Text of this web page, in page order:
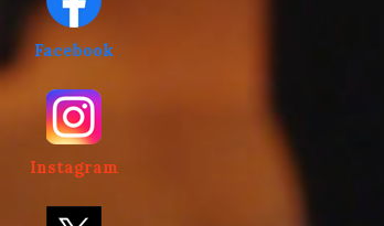
Facebook
Instagram